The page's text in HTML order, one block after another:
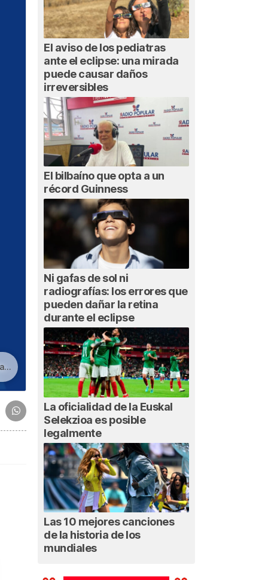
El aviso de los pediatras
ante el eclipse: una mirada
puede causar daños
irreversibles
El bilbaíno que opta a un
récord Guinness
Ni gafas de sol ni
radiografías: los errores que
pueden dañar la retina
durante el eclipse
La oficialidad de la Euskal
Selekzioa es posible
legalmente
Las 10 mejores canciones
de la historia de los
mundiales